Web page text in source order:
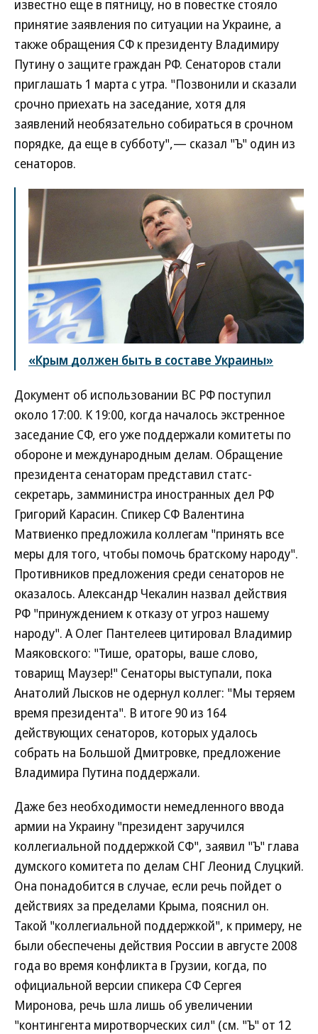
известно еще в пятницу, но в повестке стояло
принятие заявления по ситуации на Украине, а
также обращения СФ к президенту Владимиру
Путину о защите граждан РФ. Сенаторов стали
приглашать 1 марта с утра. "Позвонили и сказали
срочно приехать на заседание, хотя для
заявлений необязательно собираться в срочном
порядке, да еще в субботу",— сказал "Ъ" один из
сенаторов.
«Крым должен быть в составе Украины»
Документ об использовании ВС РФ поступил
около 17:00. К 19:00, когда началось экстренное
заседание СФ, его уже поддержали комитеты по
обороне и международным делам. Обращение
президента сенаторам представил статс-
секретарь, замминистра иностранных дел РФ
Григорий Карасин. Спикер СФ Валентина
Матвиенко предложила коллегам "принять все
меры для того, чтобы помочь братскому народу".
Противников предложения среди сенаторов не
оказалось. Александр Чекалин назвал действия
РФ "принуждением к отказу от угроз нашему
народу". А Олег Пантелеев цитировал Владимир
Маяковского: "Тише, ораторы, ваше слово,
товарищ Маузер!" Сенаторы выступали, пока
Анатолий Лысков не одернул коллег: "Мы теряем
время президента". В итоге 90 из 164
действующих сенаторов, которых удалось
собрать на Большой Дмитровке, предложение
Владимира Путина поддержали.
Даже без необходимости немедленного ввода
армии на Украину "президент заручился
коллегиальной поддержкой СФ", заявил "Ъ" глава
думского комитета по делам СНГ Леонид Слуцкий.
Она понадобится в случае, если речь пойдет о
действиях за пределами Крыма, пояснил он.
Такой "коллегиальной поддержкой", к примеру, не
были обеспечены действия России в августе 2008
года во время конфликта в Грузии, когда, по
официальной версии спикера СФ Сергея
Миронова, речь шла лишь об увеличении
"контингента миротворческих сил" (см. "Ъ" от 12